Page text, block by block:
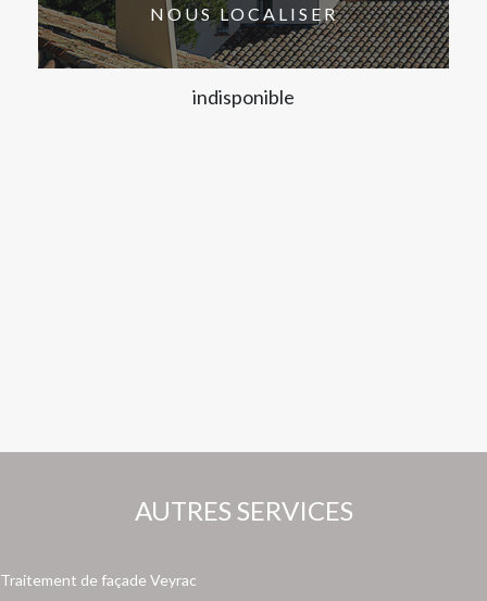
NOUS LOCALISER
indisponible
AUTRES SERVICES
Traitement de façade Veyrac